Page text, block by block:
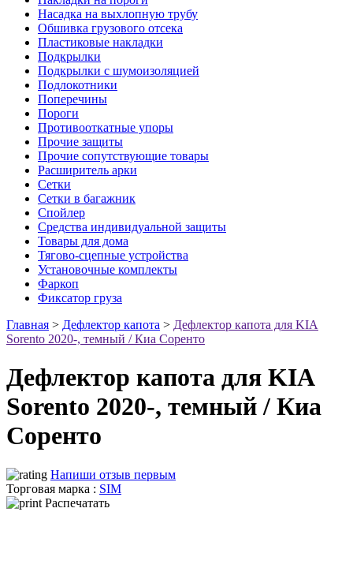
Насадка на выхлопную трубу
Обшивка грузового отсека
Пластиковые накладки
Подкрылки
Подкрылки с шумоизоляцией
Подлокотники
Поперечины
Пороги
Противооткатные упоры
Прочие защиты
Прочие сопутствующие товары
Расширитель арки
Сетки
Сетки в багажник
Спойлер
Средства индивидуальной защиты
Товары для дома
Тягово-сцепные устройства
Установочные комплекты
Фаркоп
Фиксатор груза
Главная > Дефлектор капота > Дефлектор капота для KIA
Sorento 2020-, темный / Киа Соренто
Дефлектор капота для KIA
Sorento 2020-, темный / Киа
Соренто
Напиши отзыв первым
Торговая марка : SIM
Распечатать